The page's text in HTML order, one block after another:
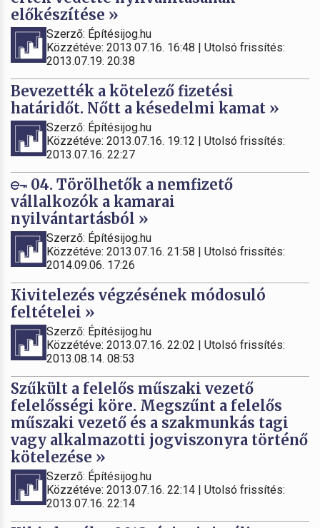
előkészítése »
Szerző: Építésijog.hu
Közzétéve: 2013.07.16. 16:48 | Utolsó frissítés:
2013.07.19. 20:38
Bevezették a kötelező fizetési
határidőt. Nőtt a késedelmi kamat »
Szerző: Építésijog.hu
Közzétéve: 2013.07.16. 19:12 | Utolsó frissítés:
2013.07.16. 22:27
04. Törölhetők a nemfizető
vállalkozók a kamarai
nyilvántartásból »
Szerző: Építésijog.hu
Közzétéve: 2013.07.16. 21:58 | Utolsó frissítés:
2014.09.06. 17:26
Kivitelezés végzésének módosuló
feltételei »
Szerző: Építésijog.hu
Közzétéve: 2013.07.16. 22:02 | Utolsó frissítés:
2013.08.14. 08:53
Szűkült a felelős műszaki vezető
felelősségi köre. Megszűnt a felelős
műszaki vezető és a szakmunkás tagi
vagy alkalmazotti jogviszonyra történő
kötelezése »
Szerző: Építésijog.hu
Közzétéve: 2013.07.16. 22:14 | Utolsó frissítés:
2013.07.16. 22:14